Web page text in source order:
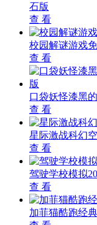
石版
查 看
校园解谜游戏
查 看
口袋妖怪漆黑
查 看
星际激战科幻
查 看
驾驶学校模拟
查 看
加菲猫酷跑经